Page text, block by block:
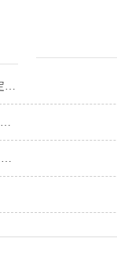
中國供應商引入先進 CNC 設備，提升定製金屬零（líng）件品質
CNC精密加工備件市（shì）場持續增長（zhǎng），技術創新引領行業未來
每次都完美貼合：為您的項（xiàng）目定製螺絲